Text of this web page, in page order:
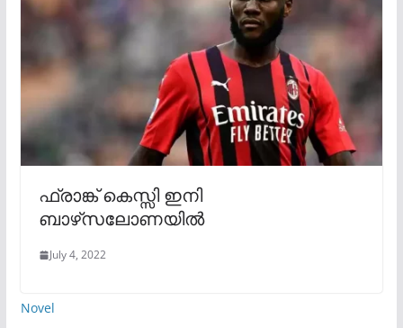
ഫ്രാങ്ക് കെസ്സി ഇനി
ബാഴ്‌സലോണയിൽ
July 4, 2022
Novel